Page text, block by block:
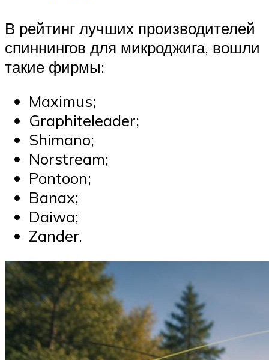
В рейтинг лучших производителей
спиннингов для микроджига, вошли
такие фирмы:
Maximus;
Graphiteleader;
Shimano;
Norstream;
Pontoon;
Banax;
Daiwa;
Zander.